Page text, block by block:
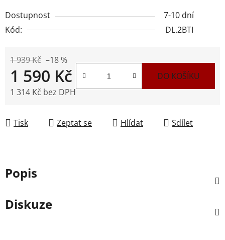
Dostupnost
7-10 dní
Kód:
DL.2BTI
1 939 Kč –18 %
1 590 Kč
1 314 Kč bez DPH
DO KOŠÍKU
Tisk Zeptat se Hlídat Sdílet
Popis
Diskuze